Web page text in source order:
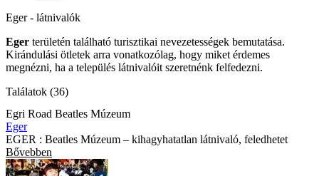
Eger - látnivalók
Eger területén található turisztikai nevezetességek bemutatása.
Kirándulási ötletek arra vonatkozólag, hogy miket érdemes
megnézni, ha a település látnivalóit szeretnénk felfedezni.
Találatok (36)
Egri Road Beatles Múzeum
Eger
EGER : Beatles Múzeum – kihagyhatatlan látnivaló, feledhetet
Bővebben